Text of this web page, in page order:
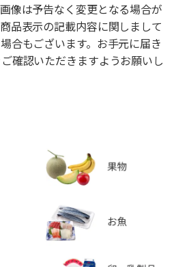
像は予告なく変更となる場合が
品表示の記載内容に関しまして
合もございます。お手元に届き
確認いただきますようお願いし